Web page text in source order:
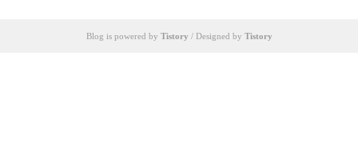
스와 센서를 손쉽게 연동 할 수 있다. (KT의 표준 I/
Blog is powered by Tistory / Designed by Tistory